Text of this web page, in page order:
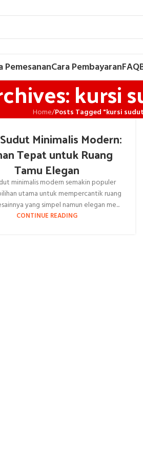
PemesananCara PembayaranFAQ
kursi
Home/Posts Tagged "kursi
Minimalis Modern:
Tepat untuk Ruang
Tamu Elegan
minimalis modern semakin populer
utama untuk mempercantik ruang
yang simpel namun elegan me...
CONTINUE READING